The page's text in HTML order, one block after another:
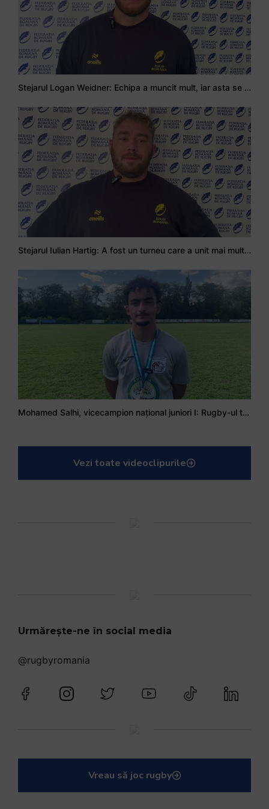
Stejarul Logan Weidner: Echipa a muncit mult, iar asta se va vedea în meciurile de la Nations Cup
Stejarul Iulian Hartig: A fost un turneu care a unit mai mult echipa
Mohamed Salhi, vicecampion național juniori I: Rugby-ul te învață să accepți și înfrângerile
Vezi toate videoclipurile
Urmărește-ne în social media
@rugbyromania
Vreau să joc rugby